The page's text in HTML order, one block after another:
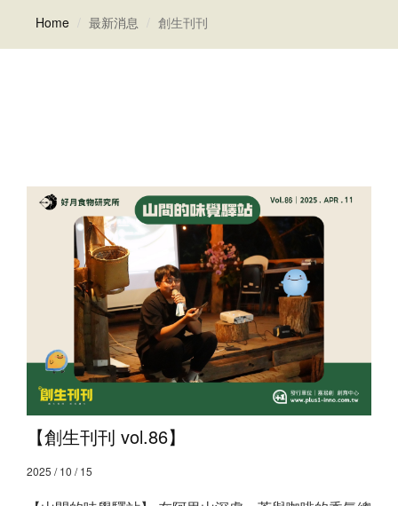
Home 最新消息 創生刊刊
【創生刊刊 vol.86】
2025 / 10 / 15